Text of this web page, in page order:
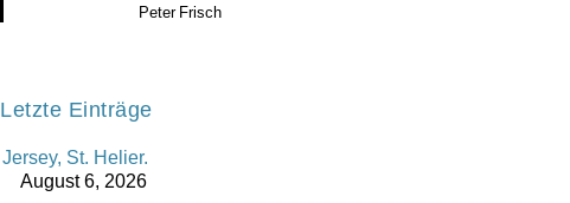
Peter Frisch
Letzte Einträge
Jersey, St. Helier.
August 6, 2026